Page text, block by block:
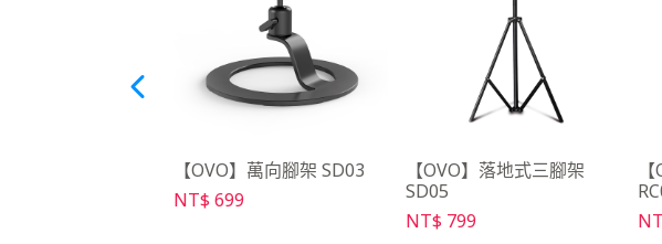
【OVO】萬向腳架 SD03
NT$ 699
【OVO】落地式三腳架
SD05
NT$ 799